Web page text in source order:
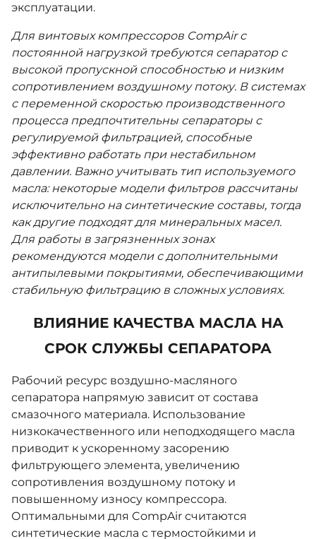
эксплуатации.
Для винтовых компрессоров CompAir с
постоянной нагрузкой требуются сепаратор с
высокой пропускной способностью и низким
сопротивлением воздушному потоку. В системах
с переменной скоростью производственного
процесса предпочтительны сепараторы с
регулируемой фильтрацией, способные
эффективно работать при нестабильном
давлении. Важно учитывать тип используемого
масла: некоторые модели фильтров рассчитаны
исключительно на синтетические составы, тогда
как другие подходят для минеральных масел.
Для работы в загрязненных зонах
рекомендуются модели с дополнительными
антипылевыми покрытиями, обеспечивающими
стабильную фильтрацию в сложных условиях.
ВЛИЯНИЕ КАЧЕСТВА МАСЛА НА
СРОК СЛУЖБЫ СЕПАРАТОРА
Рабочий ресурс воздушно-масляного
сепаратора напрямую зависит от состава
смазочного материала. Использование
низкокачественного или неподходящего масла
приводит к ускоренному засорению
фильтрующего элемента, увеличению
сопротивления воздушному потоку и
повышенному износу компрессора.
Оптимальными для CompAir считаются
синтетические масла с термостойкими и